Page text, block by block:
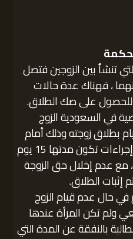
تنشأ بين الزوجين فتصل
، فهناك عدة حالات
للحصول على صك الطلاق.
في السعودية الزوج
بطلاق زوجته وذلك أمام
الجهة المختصة ، وذلك حسب إجراءات تكون مدتها 15 يوم
مع عدم إخلال حق الزوجة
إثبات الطلاق.
92 من النظام في حال عدم قيام الزوج
ولم تكن المرأة عندها
بالنفقة عن المدة التي